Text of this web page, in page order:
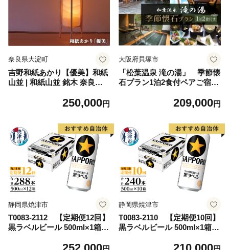
奈良県大淀町
吉野和紙あかり【優美】和紙
山並 | 和紙山並 銘木 奈良吉
気用品 奈良県 大淀町 安らぎ
250,000円
大阪府貝塚市
「松葉温泉 滝の湯」 季節懐
石プラン1泊2食付ペアご宿泊
209,000円
静岡県焼津市
T0083-2112 【定期便12回】
黒ラベルビール 500ml×1箱(2
静岡県焼津市
T0083-2110 【定期便10回】
黒ラベルビール 500ml×1箱(2